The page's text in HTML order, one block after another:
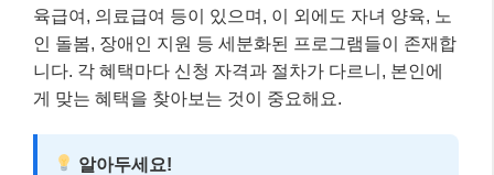
육급여, 의료급여 등이 있으며, 이 외에도 자녀 양육, 노
인 돌봄, 장애인 지원 등 세분화된 프로그램들이 존재합
니다. 각 혜택마다 신청 자격과 절차가 다르니, 본인에
게 맞는 혜택을 찾아보는 것이 중요해요.
알아두세요!